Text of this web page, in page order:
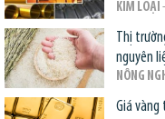
KIM LOẠI
Thị
nguyên
NÔNG
Giá vàng